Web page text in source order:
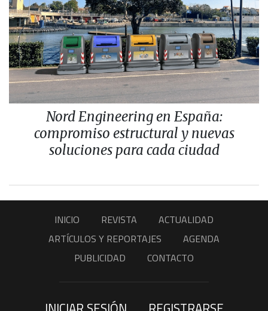
Nord Engineering en España:
compromiso estructural y nuevas
soluciones para cada ciudad
INICIO REVISTA
ACTUALIDAD
ARTÍCULOS Y REPORTAJES
AGENDA
PUBLICIDAD
CONTACTO